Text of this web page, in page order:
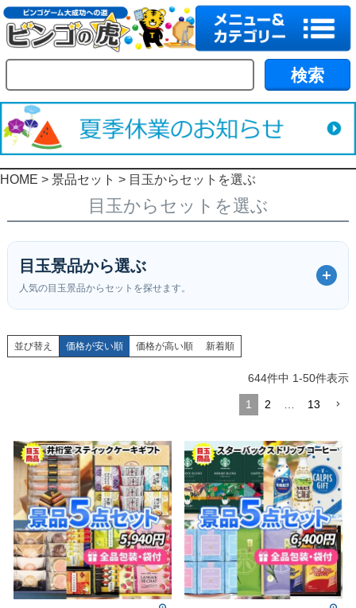
HOME 景品セット 目玉からセットを選ぶ
目玉からセットを選ぶ
目玉景品から選ぶ
人気の目玉景品からセットを探せます。
並び替え 価格が安い順 価格が高い順 新着順
644件中 1-50件表示
1 2 13